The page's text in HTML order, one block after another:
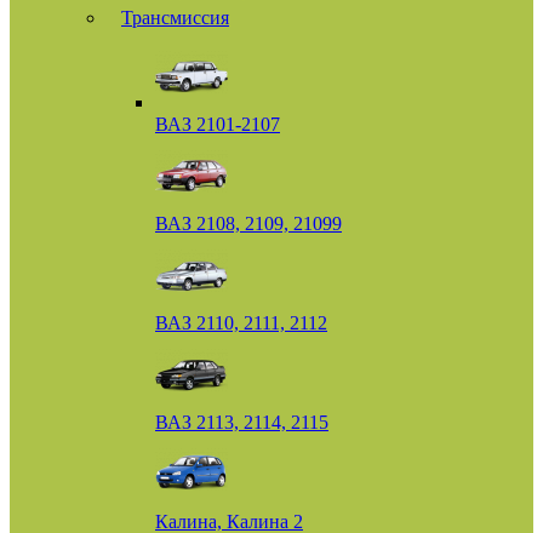
Трансмиссия
ВАЗ 2101-2107
ВАЗ 2108, 2109, 21099
ВАЗ 2110, 2111, 2112
ВАЗ 2113, 2114, 2115
Калина, Калина 2